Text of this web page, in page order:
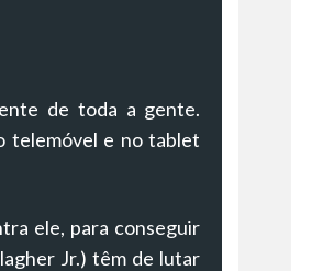
de toda a gente.
telemóvel e no tablet
ele, para conseguir
Jr.) têm de lutar